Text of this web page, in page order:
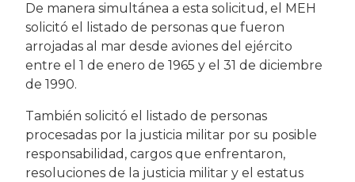
De manera simultánea a esta solicitud, el MEH
solicitó el listado de personas que fueron
arrojadas al mar desde aviones del ejército
entre el 1 de enero de 1965 y el 31 de diciembre
de 1990.
También solicitó el listado de personas
procesadas por la justicia militar por su posible
responsabilidad, cargos que enfrentaron,
resoluciones de la justicia militar y el estatus